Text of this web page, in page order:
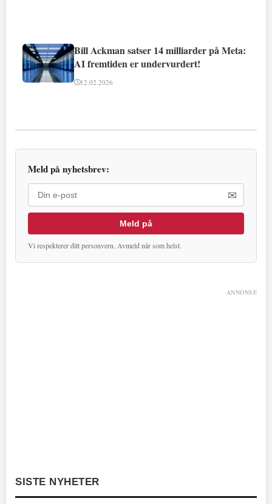
Bill Ackman satser 14 milliarder på Meta:
AI fremtiden er undervurdert!
12.02.2026
Meld på nyhetsbrev:
✉
Meld på
Vi respekterer ditt personvern. Avmeld når som helst.
ANNONSE
SISTE NYHETER